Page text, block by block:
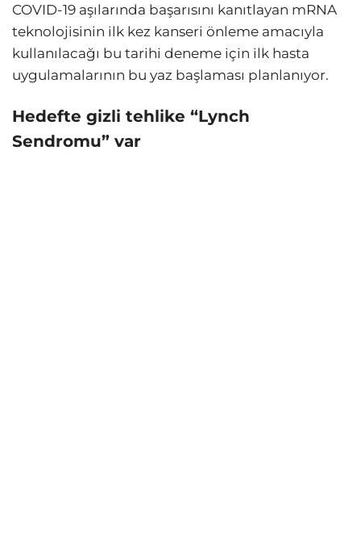
COVID-19 aşılarında başarısını kanıtlayan mRNA
teknolojisinin ilk kez kanseri önleme amacıyla
kullanılacağı bu tarihi deneme için ilk hasta
uygulamalarının bu yaz başlaması planlanıyor.
Hedefte gizli tehlike “Lynch
Sendromu” var